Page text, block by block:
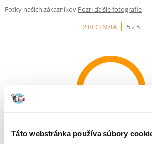
Táto webstránka používa súbory
Fotky našich zákazníkov Pozri ďalšie fotografie
2 RECENZIA
5 z 5
100%
100% ZÁKAZNÍCI ODPORÚČAJÚ TENTO